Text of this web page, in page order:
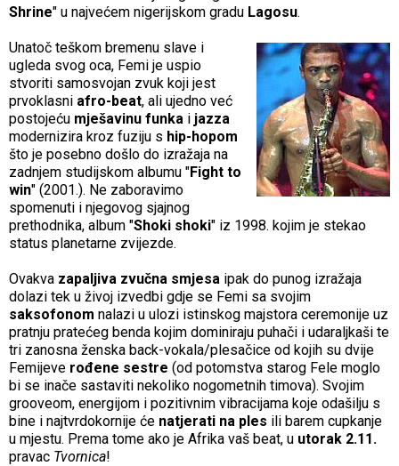
Shrine" u najvećem nigerijskom gradu Lagosu.
Unatoč teškom bremenu slave i
ugleda svog oca, Femi je uspio
stvoriti samosvojan zvuk koji jest
prvoklasni afro-beat, ali ujedno već
postojeću mješavinu funka i jazza
modernizira kroz fuziju s hip-hopom
što je posebno došlo do izražaja na
zadnjem studijskom albumu "Fight to
win" (2001.). Ne zaboravimo
spomenuti i njegovog sjajnog
prethodnika, album "Shoki shoki" iz 1998. kojim je stekao
status planetarne zvijezde.
Ovakva zapaljiva zvučna smjesa ipak do punog izražaja
dolazi tek u živoj izvedbi gdje se Femi sa svojim
saksofonom nalazi u ulozi istinskog majstora ceremonije uz
pratnju pratećeg benda kojim dominiraju puhači i udaraljkaši te
tri zanosna ženska back-vokala/plesačice od kojih su dvije
Femijeve rođene sestre (od potomstva starog Fele moglo
bi se inače sastaviti nekoliko nogometnih timova). Svojim
grooveom, energijom i pozitivnim vibracijama koje odašilju s
bine i najtvrdokornije će natjerati na ples ili barem cupkanje
u mjestu. Prema tome ako je Afrika vaš beat, u utorak 2.11.
pravac Tvornica!